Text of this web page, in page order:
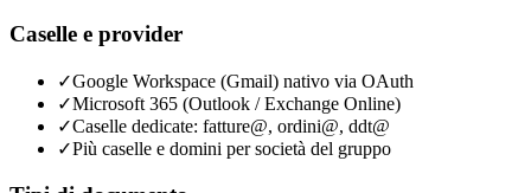
Caselle e provider
✓Google Workspace (Gmail) nativo via OAuth
✓Microsoft 365 (Outlook / Exchange Online)
✓Caselle dedicate: fatture@, ordini@, ddt@
✓Più caselle e domini per società del gruppo